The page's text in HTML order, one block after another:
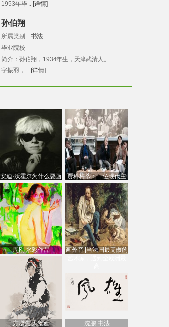
1953年毕... [详情]
孙伯翔
所属类别： 书法
毕业院校：
简介：孙伯翔，1934年生，天津武清人。
字振羽，... [详情]
安迪·沃霍尔为什么要画
芭比
贾科梅蒂：一位现代主
义的“当代”艺术家
周刚 水彩作品
画外音 |当法国最高傲的
方增先 人物画 沈鹏 书法